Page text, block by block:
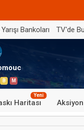
Bankoları TV'de
B M
Haritası
Yeni